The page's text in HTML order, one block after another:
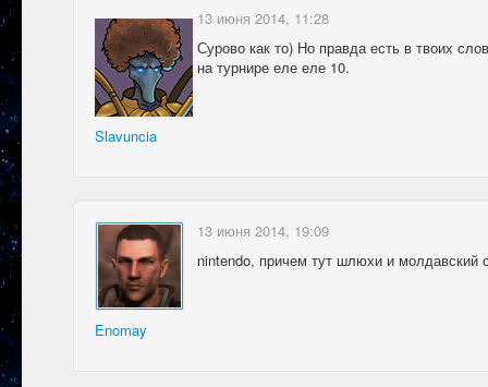
Slavuncia
13 июня 2014, 11:28
Сурово как то) Но правда есть в твоих
на турнире еле еле 10.
Enomay
13 июня 2014, 19:09
nintendo, причем тут шлюхи и молдавский